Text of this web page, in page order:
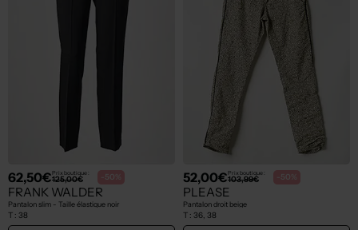
62,50€Prix boutique :
125,00€ -50%
FRANK WALDER
Pantalon slim - Taille élastique noir
T : 38
52,00€Prix boutique :
103,99€ -50%
PLEASE
Pantalon droit beige
T : 36, 38